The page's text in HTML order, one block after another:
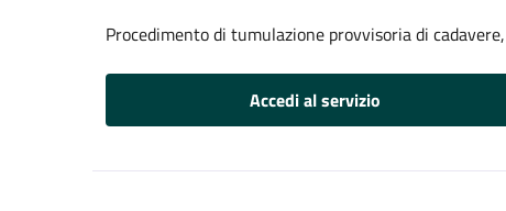
Procedimento di tumulazione provvisoria di
Accedi al servizio